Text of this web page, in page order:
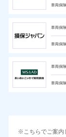
車両保
車両保険
車両保
車両保険
車両保
こちらでご案